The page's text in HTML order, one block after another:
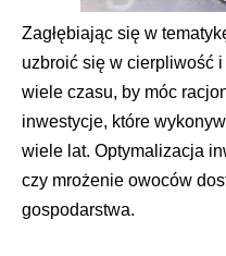
Zagłębiając się w
uzbroić się w cierpliwość
wiele czasu, by móc
inwestycje, które
wiele lat. Optymalizacja
czy mrożenie owoców
gospodarstwa.